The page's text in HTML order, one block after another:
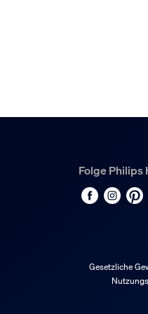
Folge Philips
Gesetzliche